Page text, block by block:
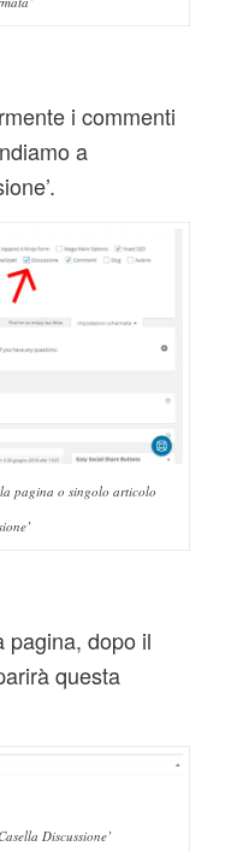
i commenti
a
pagina o singolo articolo
pagina, dopo il
questa
Discussione’